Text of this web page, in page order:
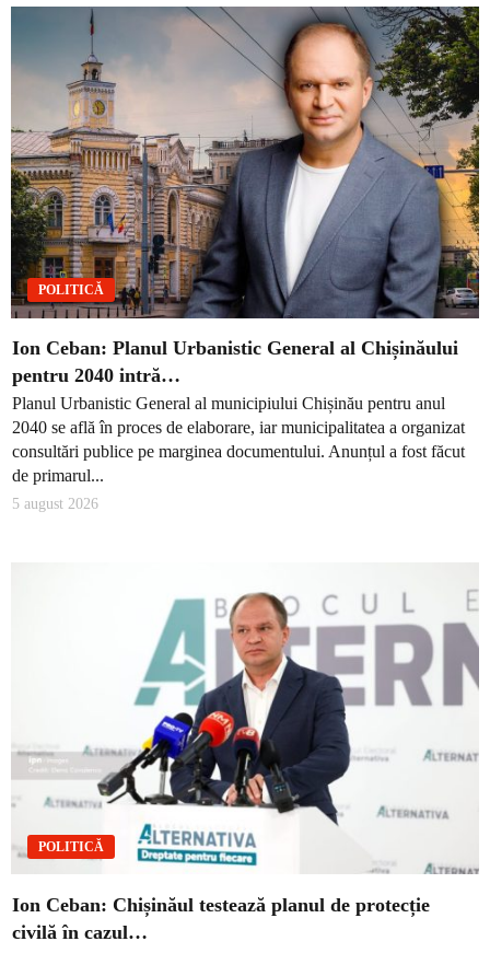
POLITICĂ
Ion Ceban: Planul Urbanistic General al Chișinăului
pentru 2040 intră…
Planul Urbanistic General al municipiului Chișinău pentru anul
2040 se află în proces de elaborare, iar municipalitatea a organizat
consultări publice pe marginea documentului. Anunțul a fost făcut
de primarul...
5 august 2026
POLITICĂ
Ion Ceban: Chișinăul testează planul de protecție
civilă în cazul…